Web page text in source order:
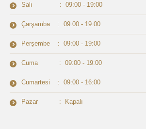
Salı : 09:00 - 19:00
Çarşamba : 09:00 - 19:00
Perşembe : 09:00 - 19:00
Cuma : 09:00 - 19:00
Cumartesi : 09:00 - 16:00
Pazar : Kapalı